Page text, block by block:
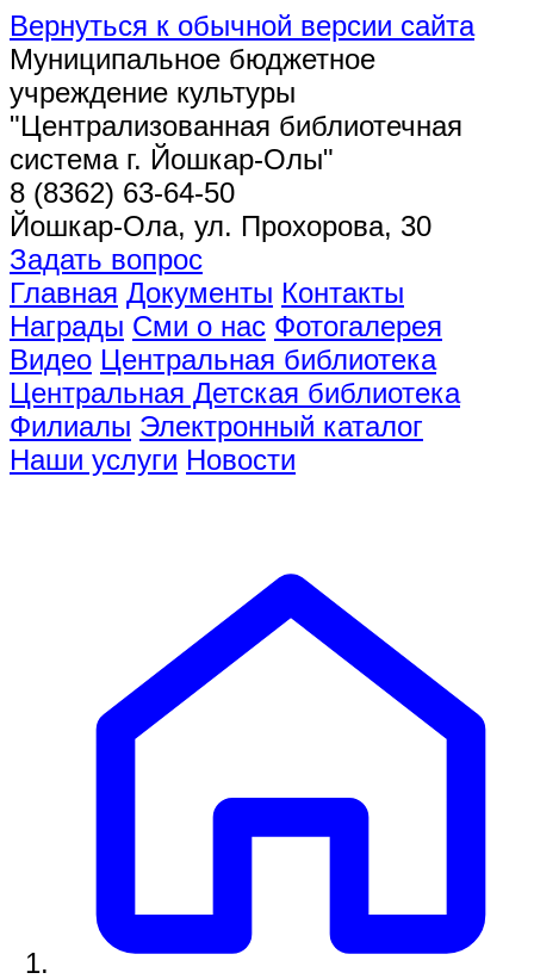
Вернуться к обычной версии сайта
Муниципальное бюджетное
учреждение культуры
"Централизованная библиотечная
система г. Йошкар-Олы"
8 (8362) 63-64-50
Йошкар-Ола, ул. Прохорова, 30
Задать вопрос
Главная Документы Контакты
Награды Сми о нас Фотогалерея
Видео Центральная библиотека
Центральная Детская библиотека
Филиалы Электронный каталог
Наши услуги Новости